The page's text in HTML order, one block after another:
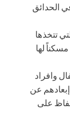
الحدائق
تتخذها
لها
وافراد
عن
على